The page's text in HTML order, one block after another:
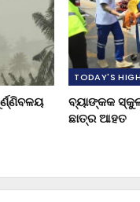
TODAY'S
ବ୍ୟାଙ୍କକ
ଛାତ୍ର ଆହତ